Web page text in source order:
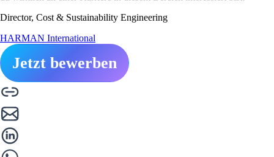
Director, Cost & Sustainability Engineering
HARMAN International
Jetzt bewerben